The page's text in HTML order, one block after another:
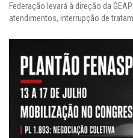
Federação levará à direção da
atendimentos, interrupção de